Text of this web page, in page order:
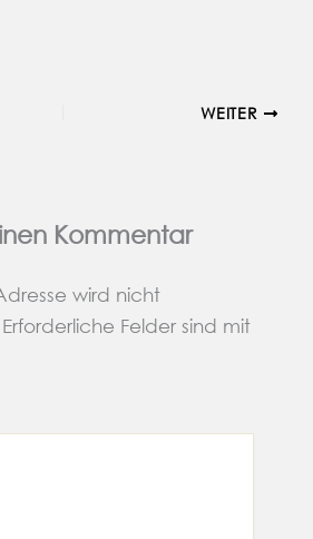
WEITER
Kommentar
wird nicht
Erforderliche Felder sind mit